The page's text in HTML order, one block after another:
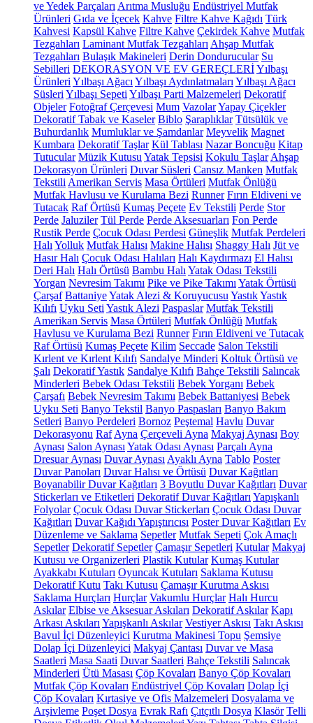
ve Yedek Parçaları Arıtma Musluğu Endüstriyel Mutfak
Ürünleri Gıda ve İçecek Kahve Filtre Kahve Kağıdı Türk
Kahvesi Kapsül Kahve Filtre Kahve Çekirdek Kahve Mutfak
Tezgahları Laminant Mutfak Tezgahları Ahşap Mutfak
Tezgahları Bulaşık Makineleri Derin Dondurucular Su
Sebilleri DEKORASYON VE EV GEREÇLERİYılbaşı
Ürünleri Yılbaşı Ağacı Yılbaşı Aydınlatmaları Yılbaşı Ağacı
Süsleri Yılbaşı Sepeti Yılbaşı Parti Malzemeleri Dekoratif
Objeler Fotoğraf Çerçevesi Mum VazolarYapay Çiçekler
Dekoratif Tabak ve Kaseler Biblo Şaraplıklar Tütsülük ve
Buhurdanlık Mumluklar ve Şamdanlar Meyvelik Magnet
Kumbara Dekoratif Taşlar Kül Tablası Nazar Boncuğu Kitap
Tutucular Müzik Kutusu Yatak Tepsisi Kokulu Taşlar Ahşap
Dekorasyon Ürünleri Duvar Süsleri Cansız Manken Mutfak
Tekstili Amerikan Servis Masa Örtüleri Mutfak Önlüğü
Mutfak Havlusu ve Kurulama Bezi Runner Fırın Eldiveni ve
Tutacak Raf Örtüsü Kumaş Peçete Ev Tekstili Perde Stor
Perde Jaluziler Tül Perde Perde Aksesuarları Fon Perde
Rustik Perde Çocuk Odası Perdesi Güneşlik Mutfak Perdeleri
Halı Yolluk Mutfak Halısı Makine Halısı Shaggy Halı Jüt ve
Hasır Halı Çocuk Odası Halıları Halı Kaydırmazı El Halısı
Deri Halı Halı Örtüsü Bambu Halı Yatak Odası Tekstili
Yorgan Nevresim Takımı Pike ve Pike Takımı Yatak Örtüsü
Çarşaf BattaniyeYatak Alezi & Koruyucusu YastıkYastık
Kılıfı Uyku Seti Yastık Alezi Paspaslar Mutfak Tekstili
Amerikan Servis Masa Örtüleri Mutfak Önlüğü Mutfak
Havlusu ve Kurulama Bezi Runner Fırın Eldiveni ve Tutacak
Raf Örtüsü Kumaş Peçete Kilim Seccade Salon Tekstili
Kırlent ve Kırlent Kılıfı Sandalye Minderi Koltuk Örtüsü ve
Şalı Dekoratif Yastık Sandalye Kılıfı Bahçe Tekstili Salıncak
Minderleri Bebek Odası Tekstili Bebek Yorganı Bebek
Çarşafı Bebek Nevresim Takımı Bebek Battaniyesi Bebek
Uyku Seti Banyo Tekstil Banyo Paspasları Banyo Bakım
Setleri Banyo Perdeleri Bornoz Peştemal Havlu Duvar
Dekorasyonu Raf Ayna Çerçeveli Ayna Makyaj Aynası Boy
Aynası Salon Aynası Yatak Odası Aynası Parçalı Ayna
Dresuar Aynası Duvar Aynası Ayaklı Ayna Tablo Poster
Duvar Panoları Duvar Halısı ve Örtüsü Duvar Kağıtları
Boyanabilir Duvar Kağıtları 3 Boyutlu Duvar Kağıtları Duvar
Stickerları ve Etiketleri Dekoratif Duvar Kağıtları Yapışkanlı
Folyolar Çocuk Odası Duvar Stickerları Çocuk Odası Duvar
Kağıtları Duvar Kağıdı Yapıştırıcısı Poster Duvar Kağıtları Ev
Düzenleme ve Saklama Sepetler Mutfak Sepeti Çok Amaçlı
Sepetler Dekoratif Sepetler Çamaşır Sepetleri Kutular Makyaj
Kutusu ve Organizerleri Plastik Kutular Kumaş Kutular
Ayakkabı Kutuları Oyuncak Kutuları Saklama Kutusu
Dekoratif Kutu Takı Kutusu Çamaşır Kurutma Askısı
Saklama Hurçları Hurçlar Vakumlu Hurçlar Halı Hurcu
Askılar Elbise ve Aksesuar Askıları Dekoratif Askılar Kapı
Arkası Askıları Yapışkanlı Askılar Vestiyer Askısı Takı Askısı
Bavul İçi Düzenleyici Kurutma Makinesi Topu Şemsiye
Dolap İçi Düzenleyici Makyaj Çantası Duvar ve Masa
Saatleri Masa Saati Duvar Saatleri Bahçe Tekstili Salıncak
Minderleri Ütü Masası Çöp Kovaları Banyo Çöp Kovaları
Mutfak Çöp Kovaları Endüstriyel Çöp Kovaları Dolap İçi
Çöp Kovaları Kırtasiye ve Ofis Malzemeleri Dosyalama ve
Arşivleme Poşet Dosya Evrak Rafı Çıtçıtlı Dosya Klasör Telli